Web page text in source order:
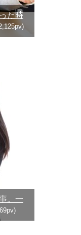
た時
。一